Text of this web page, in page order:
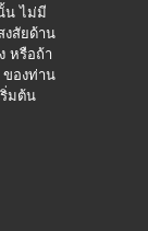
น ไม่มี
สัยด้าน
หรือถ้า
ของท่าน
มต้น